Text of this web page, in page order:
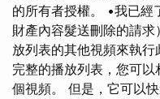
的所有者授權。 •我已經
財產內容髮送刪除的請
放列表的其他視頻來執
完整的播放列表，您可
個視頻。 但是，它可以